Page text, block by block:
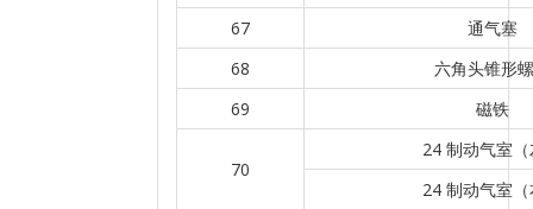
67
通气塞
68
六角头锥形
69
磁铁
70
24 制动气室
24 制动气室